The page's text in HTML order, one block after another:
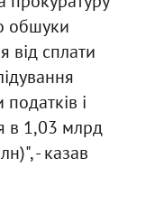
обшуки
від сплати
і
в 1,03 млрд
- казав